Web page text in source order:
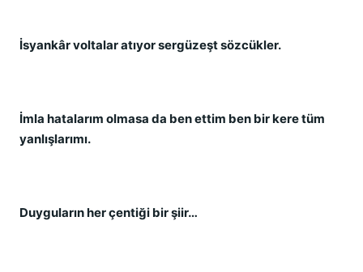
İsyankâr voltalar atıyor sergüzeşt sözcükler.
İmla hatalarım olmasa da ben ettim ben bir kere tüm
yanlışlarımı.
Duyguların her çentiği bir şiir…